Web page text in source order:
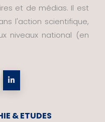
et de médias. Il est
l'action scientifique,
niveaux national (en
& ETUDES